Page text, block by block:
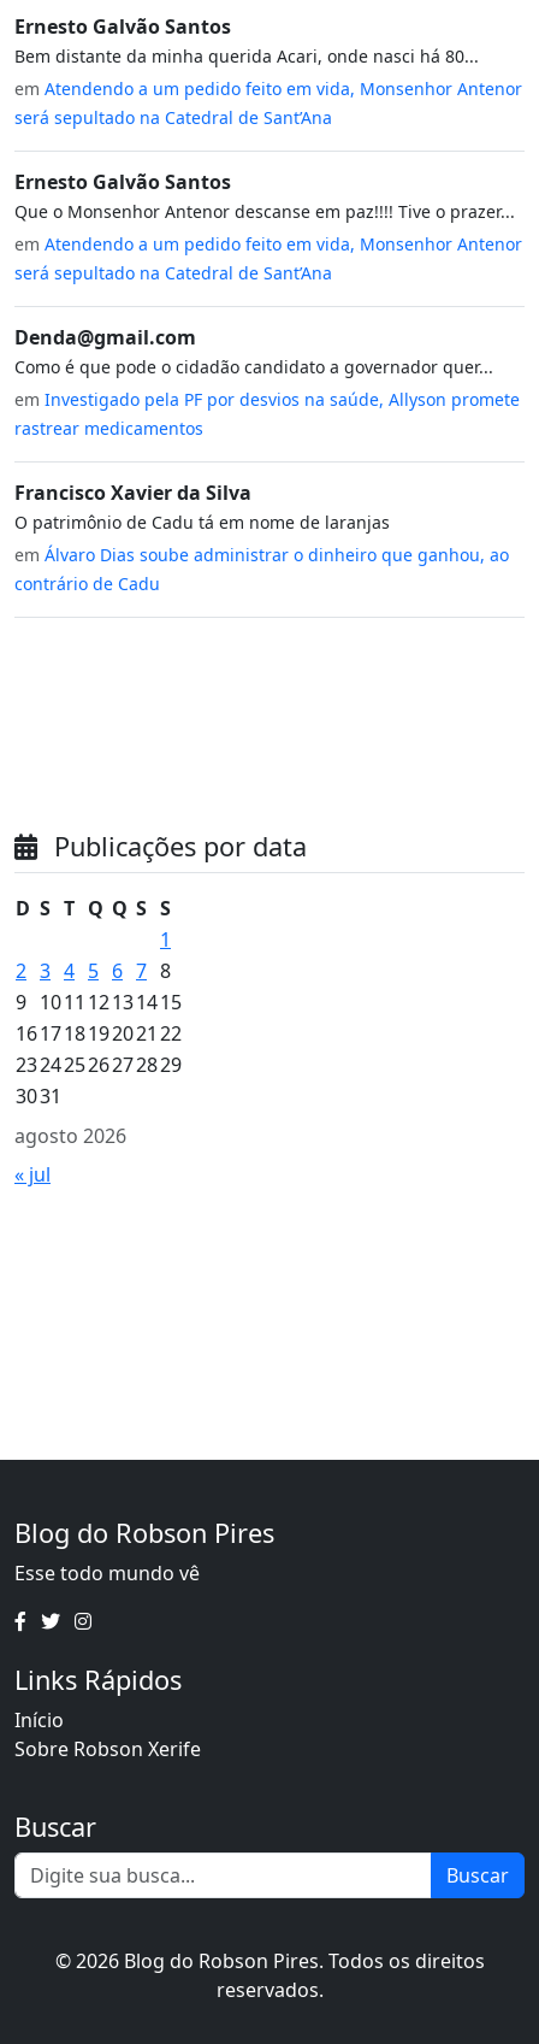
Ernesto Galvão Santos
Bem distante da minha querida Acari, onde nasci há 80...
em Atendendo a um pedido feito em vida, Monsenhor Antenor
será sepultado na Catedral de Sant’Ana
Ernesto Galvão Santos
Que o Monsenhor Antenor descanse em paz!!!! Tive o prazer...
em Atendendo a um pedido feito em vida, Monsenhor Antenor
será sepultado na Catedral de Sant’Ana
Denda@gmail.com
Como é que pode o cidadão candidato a governador quer...
em Investigado pela PF por desvios na saúde, Allyson promete
rastrear medicamentos
Francisco Xavier da Silva
O patrimônio de Cadu tá em nome de laranjas
em Álvaro Dias soube administrar o dinheiro que ganhou, ao
contrário de Cadu
Publicações por data
agosto 2026
D S T Q Q S S
1
2 3 4 5 6 7 8
9 1011 12131415
161718192021 22
23242526272829
3031
« jul
Blog do Robson Pires
Esse todo mundo vê
Links Rápidos
Início
Sobre Robson Xerife
Buscar
Buscar
© 2026 Blog do Robson Pires. Todos os direitos
reservados.